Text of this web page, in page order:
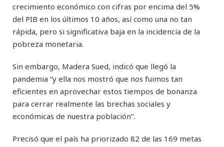
crecimiento económico con cifras por encima del 5%
del PIB en los últimos 10 años, así como una no tan
rápida, pero si significativa baja en la incidencia de la
pobreza monetaria.
Sin embargo, Madera Sued, indicó que llegó la
pandemia “y ella nos mostró que nos fuimos tan
eficientes en aprovechar estos tiempos de bonanza
para cerrar realmente las brechas sociales y
económicas de nuestra población”.
Precisó que el país ha priorizado 82 de las 169 metas